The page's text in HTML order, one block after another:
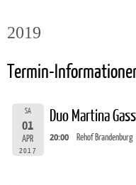
2019
Termin-
SA
01
APR
2017
Duo Martina
20:00 Rehof Brandenburg